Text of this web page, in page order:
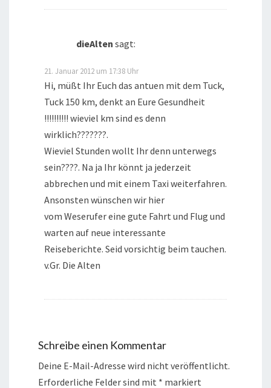
dieAlten sagt:
21. Januar 2012 um 17:38 Uhr
Hi, müßt Ihr Euch das antuen mit dem Tuck,
Tuck 150 km, denkt an Eure Gesundheit
!!!!!!!!!! wieviel km sind es denn
wirklich???????.
Wieviel Stunden wollt Ihr denn unterwegs
sein????. Na ja Ihr könnt ja jederzeit
abbrechen und mit einem Taxi weiterfahren.
Ansonsten wünschen wir hier
vom Weserufer eine gute Fahrt und Flug und
warten auf neue interessante
Reiseberichte. Seid vorsichtig beim tauchen.
v.Gr. Die Alten
Schreibe einen Kommentar
Deine E-Mail-Adresse wird nicht veröffentlicht.
Erforderliche Felder sind mit * markiert